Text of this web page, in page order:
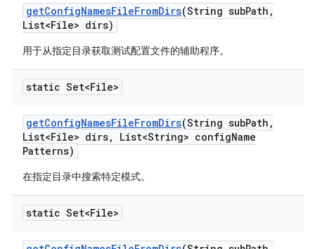
getConfigNamesFileFromDirs(String subPath ,
List<File> dirs)
用于从指定目录获取测试配置文件的辅助程序。
static Set<File>
getConfigNamesFileFromDirs(String subPath ,
List<File> dirs, List<String> configName
Patterns)
在指定目录中搜索特定模式。
static Set<File>